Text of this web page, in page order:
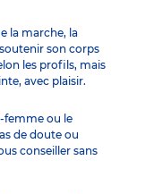
la marche, la
son corps
les profils, mais
avec plaisir.
femme ou le
de doute ou
conseiller sans